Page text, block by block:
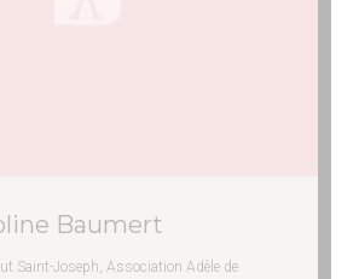
Baumert
Saint-Joseph, Association Adèle de